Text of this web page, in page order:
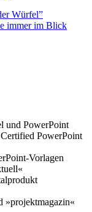
Würfel”
immer im Blick
und PowerPoint
PowerPoint
Vorlagen
»projektmagazin«